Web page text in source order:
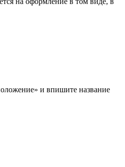
и впишите название